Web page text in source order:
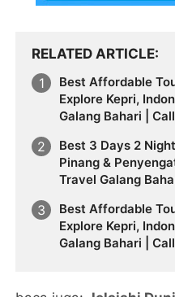
RELATED ARTICLE
Best Affordable
Explore Kepri,
Galang Bahari |
Best 3 Days 2
Pinang &
Travel Galang
Best Affordable
Explore Kepri,
Galang Bahari |